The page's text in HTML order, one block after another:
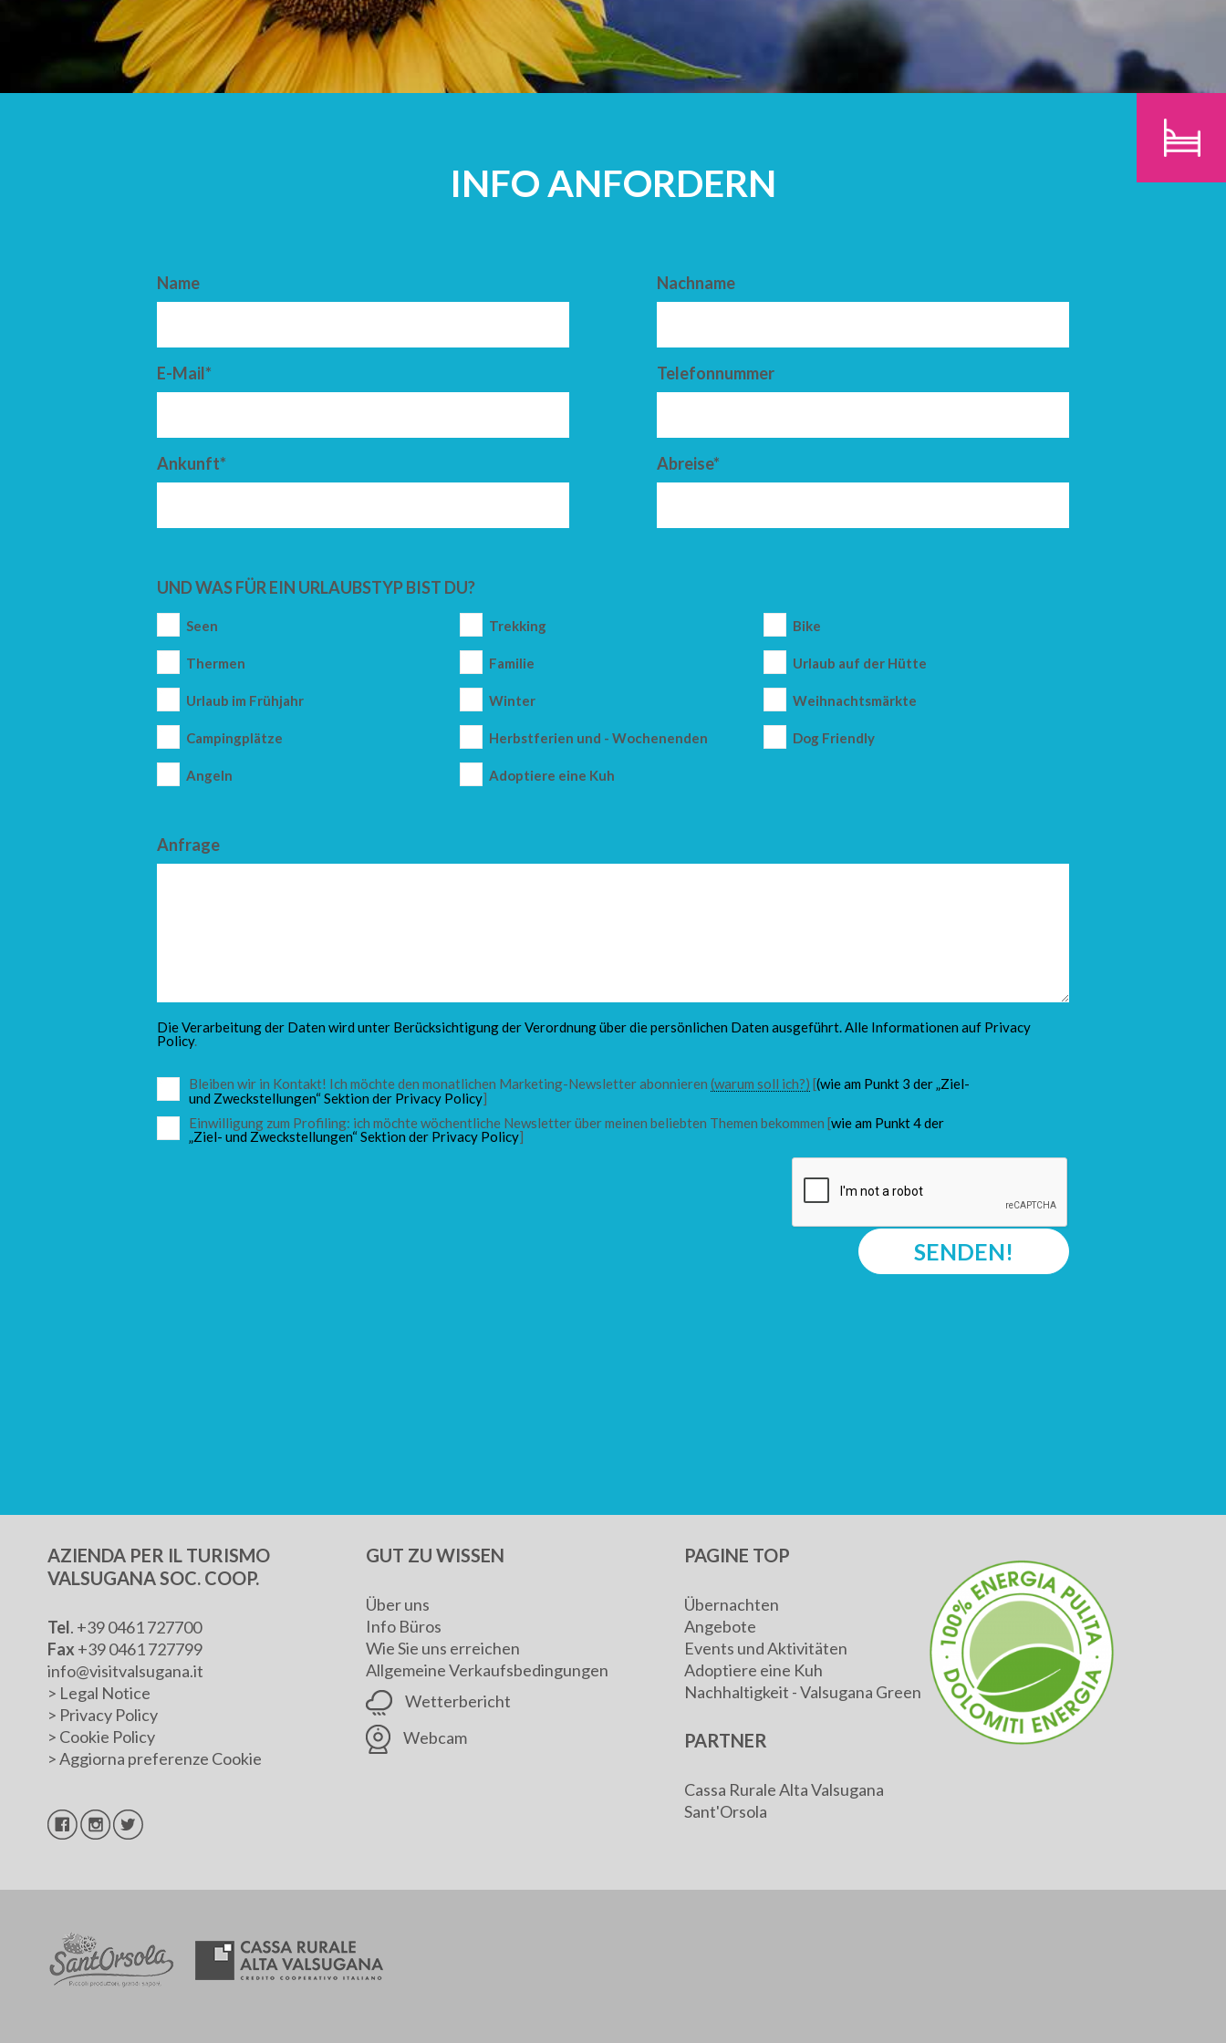
ANKUNFT ABFAHRT ERWACHSENE
SUCHEN
INFO ANFORDERN
Name Nachname
E-Mail* Telefonnummer
Ankunft* Abreise*
UND WAS FÜR EIN URLAUBSTYP BIST DU?
Seen Trekking Bike
Thermen Familie Urlaub auf der Hütte
Urlaub im Frühjahr Winter Weihnachtsmärkte
Campingplätze Herbstferien und - Wochenenden Dog Friendly
Angeln Adoptiere eine Kuh
Anfrage
Die Verarbeitung der Daten wird unter Berücksichtigung der Verordnung über die persönlichen Daten ausgeführt. Alle Informationen auf Privacy
Policy.
Bleiben wir in Kontakt! Ich möchte den monatlichen Marketing-Newsletter abonnieren (warum soll ich?) [(wie am Punkt 3 der „Ziel-
und Zweckstellungen“ Sektion der Privacy Policy]
Einwilligung zum Profiling: ich möchte wöchentliche Newsletter über meinen beliebten Themen bekommen [wie am Punkt 4 der
„Ziel- und Zweckstellungen“ Sektion der Privacy Policy]
SENDEN!
AZIENDA PER IL TURISMO
VALSUGANA SOC. COOP.
Tel. +39 0461 727700
Fax +39 0461 727799
info@visitvalsugana.it
> Legal Notice
> Privacy Policy
> Cookie Policy
>Aggiorna preferenze Cookie
GUT ZU WISSEN
Über uns
Info Büros
Wie Sie uns erreichen
Allgemeine Verkaufsbedingungen
Wetterbericht
Webcam
PAGINE TOP
Übernachten
Angebote
Events und Aktivitäten
Adoptiere eine Kuh
Nachhaltigkeit - Valsugana Green
PARTNER
Cassa Rurale Alta Valsugana
Sant'Orsola